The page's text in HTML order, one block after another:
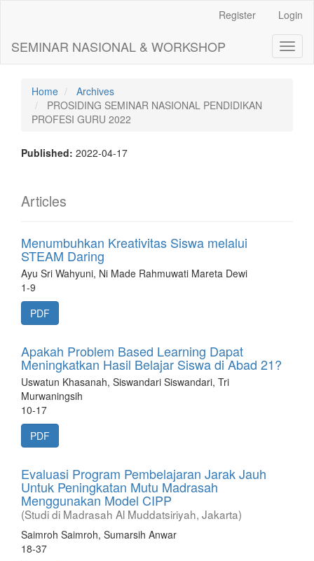
Content
Sidebar
Register Login
SEMINAR NASIONAL & WORKSHOP
Home
Archives
PROSIDING SEMINAR NASIONAL PENDIDIKAN
PROFESI GURU 2022
Published: 2022-04-17
Articles
Menumbuhkan Kreativitas Siswa melalui
STEAM Daring
Ayu Sri Wahyuni, Ni Made Rahmuwati Mareta Dewi
1-9
PDF
Apakah Problem Based Learning Dapat
Meningkatkan Hasil Belajar Siswa di Abad 21?
Uswatun Khasanah, Siswandari Siswandari, Tri
Murwaningsih
10-17
PDF
Evaluasi Program Pembelajaran Jarak Jauh
Untuk Peningkatan Mutu Madrasah
Menggunakan Model CIPP
(Studi di Madrasah Al Muddatsiriyah, Jakarta)
Saimroh Saimroh, Sumarsih Anwar
18-37